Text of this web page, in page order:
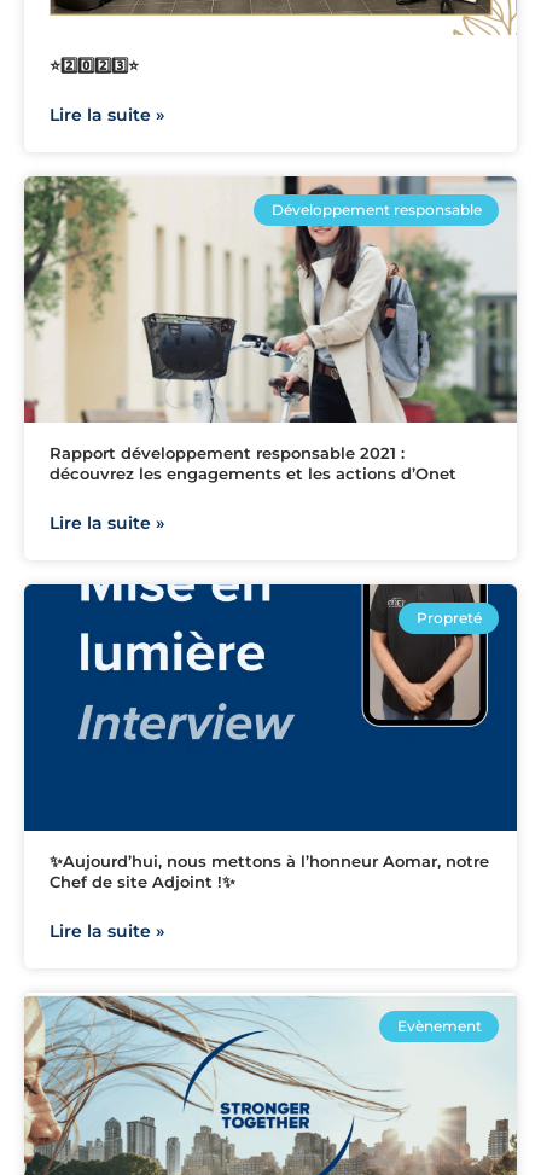
⭐2️⃣0️⃣2️⃣3️⃣⭐
Lire la suite »
Développement responsable
Rapport développement responsable 2021 :
découvrez les engagements et les actions d’Onet
Lire la suite »
Propreté
✨Aujourd’hui, nous mettons à l’honneur Aomar, notre
Chef de site Adjoint !✨
Lire la suite »
Evènement